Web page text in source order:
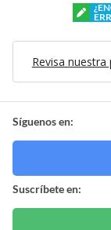
Revisa
Síguenos en:
Suscríbete en: